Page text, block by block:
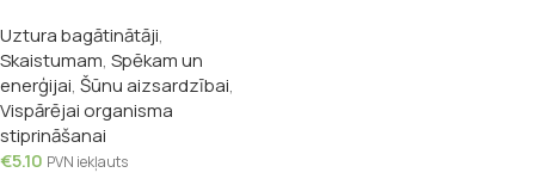
Uztura bagātinātāji,
Skaistumam, Spēkam un
enerģijai, Šūnu aizsardzībai,
Vispārējai organisma
stiprināšanai
€5.10 PVN iekļauts